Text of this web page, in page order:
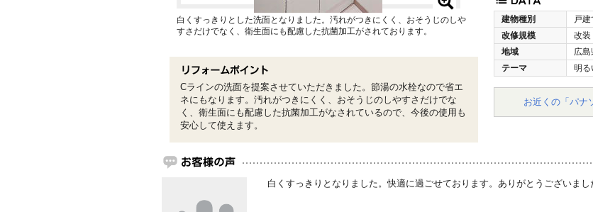
建物種別
戸建
改修規模
改装
地域
広島
テーマ
明る
お近くの「パナ
白くすっきりとした洗面となりました。汚れがつきにくく、おそうじのしや
すさだけでなく、衛生面にも配慮した抗菌加工がされております。
Cラインの洗面を提案させていただきました。節湯の水栓なので省エ
ネにもなります。汚れがつきにくく、おそうじのしやすさだけでな
く、衛生面にも配慮した抗菌加工がなされているので、今後の使用も
安心して使えます。
白くすっきりとなりました。快適に過ごせております。ありがとうございまし